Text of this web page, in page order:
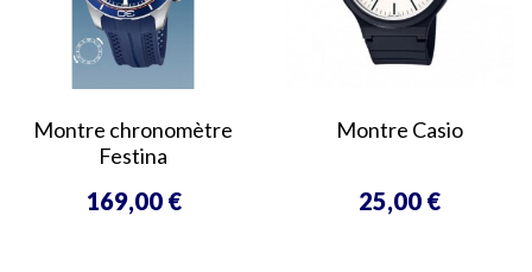
Montre chronomètre
Festina
Prix
169,00 €
Montre Casio
Prix
25,00 €